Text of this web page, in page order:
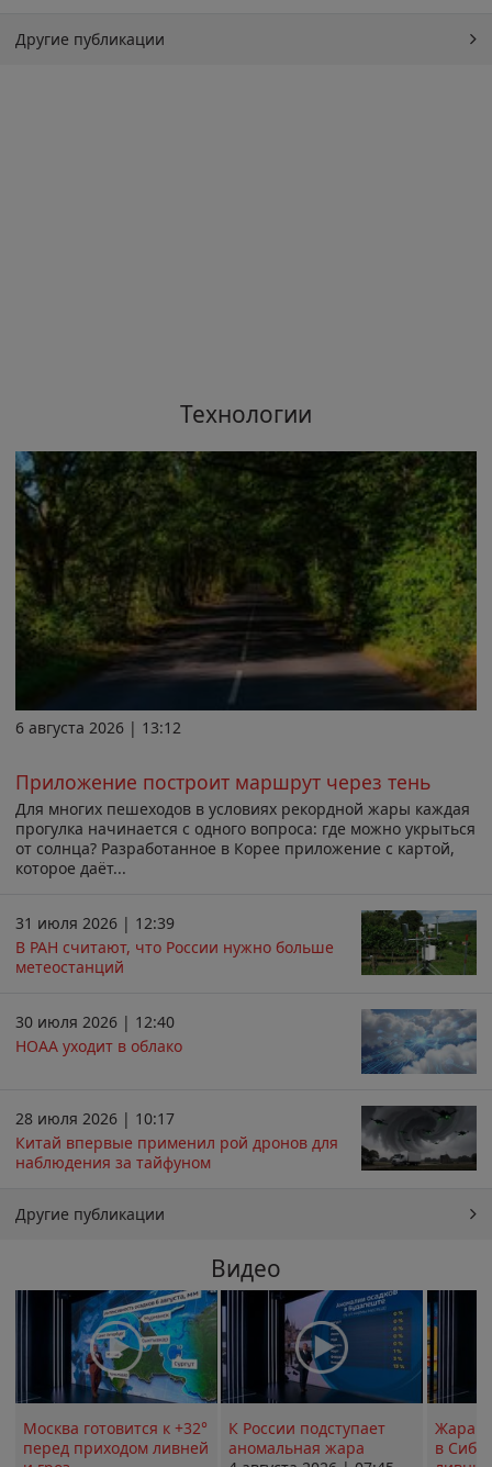
Другие публикации
Технологии
6 августа 2026 | 13:12
Приложение построит маршрут через тень
Для многих пешеходов в условиях рекордной жары каждая
прогулка начинается с одного вопроса: где можно укрыться
от солнца? Разработанное в Корее приложение с картой,
которое даёт...
31 июля 2026 | 12:39
В РАН считают, что России нужно больше
метеостанций
30 июля 2026 | 12:40
НОАА уходит в облако
28 июля 2026 | 10:17
Китай впервые применил рой дронов для
наблюдения за тайфуном
Другие публикации
Видео
Москва готовится к +32°
перед приходом ливней
К России подступает
аномальная жара
Жара в
в